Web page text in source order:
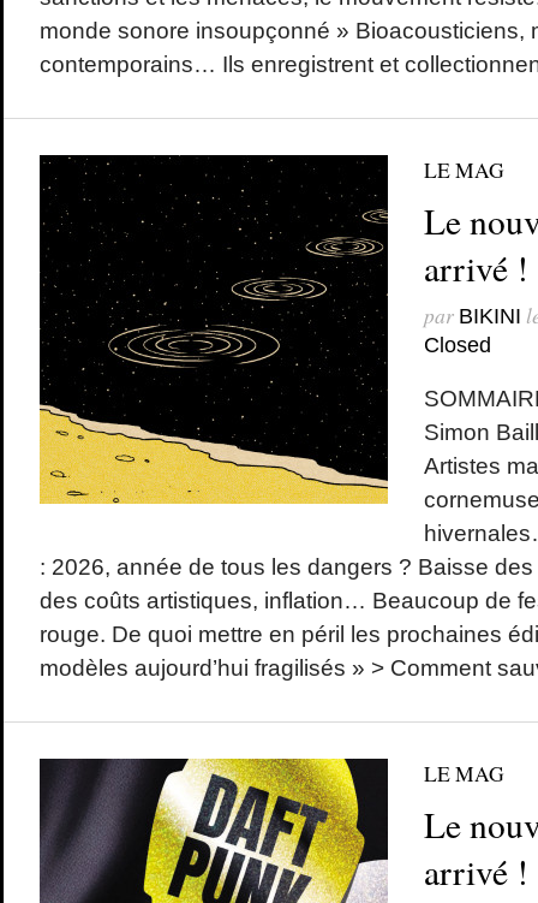
monde sonore insoupçonné » Bioacousticiens,
contemporains… Ils enregistrent et
LE MAG
Le
arrivé !
par BIKINI
Closed
Simon
Artistes
: 2026, année de tous les dangers ? Baisse
des coûts artistiques, inflation… Beaucoup de
rouge. De quoi mettre en péril les prochaines
modèles aujourd’hui fragilisés » > Comment
LE MAG
Le
arrivé !